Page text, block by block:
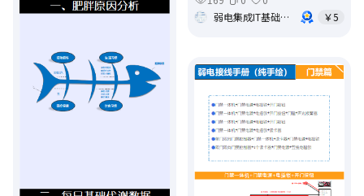
弱电集成IT基础架构运维
￥5